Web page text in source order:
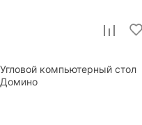
Угловой компьютерный стол
Домино